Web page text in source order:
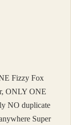
Fizzy Fox
ONLY ONE
NO duplicate
Super